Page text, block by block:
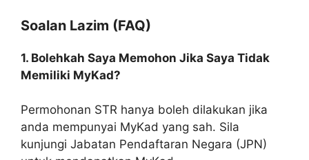
Soalan Lazim (FAQ)
1. Bolehkah Saya Memohon Jika Saya Tidak
Memiliki MyKad?
Permohonan STR hanya boleh dilakukan jika
anda mempunyai MyKad yang sah. Sila
kunjungi Jabatan Pendaftaran Negara (JPN)